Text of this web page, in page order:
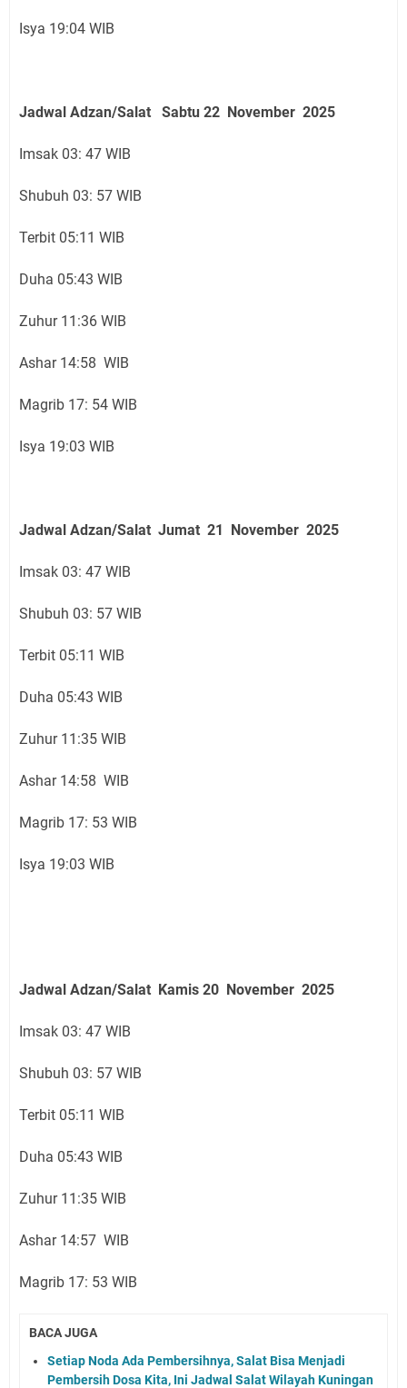
Isya 19:04 WIB
Jadwal Adzan/Salat Sabtu 22 November 2025
Imsak 03: 47 WIB
Shubuh 03: 57 WIB
Terbit 05:11 WIB
Duha 05:43 WIB
Zuhur 11:36 WIB
Ashar 14:58 WIB
Magrib 17: 54 WIB
Isya 19:03 WIB
Jadwal Adzan/Salat Jumat 21 November 2025
Imsak 03: 47 WIB
Shubuh 03: 57 WIB
Terbit 05:11 WIB
Duha 05:43 WIB
Zuhur 11:35 WIB
Ashar 14:58 WIB
Magrib 17: 53 WIB
Isya 19:03 WIB
Jadwal Adzan/Salat Kamis 20 November 2025
Imsak 03: 47 WIB
Shubuh 03: 57 WIB
Terbit 05:11 WIB
Duha 05:43 WIB
Zuhur 11:35 WIB
Ashar 14:57 WIB
Magrib 17: 53 WIB
BACA JUGA
Setiap Noda Ada Pembersihnya, Salat Bisa Menjadi
Pembersih Dosa Kita, Ini Jadwal Salat Wilayah Kuningan